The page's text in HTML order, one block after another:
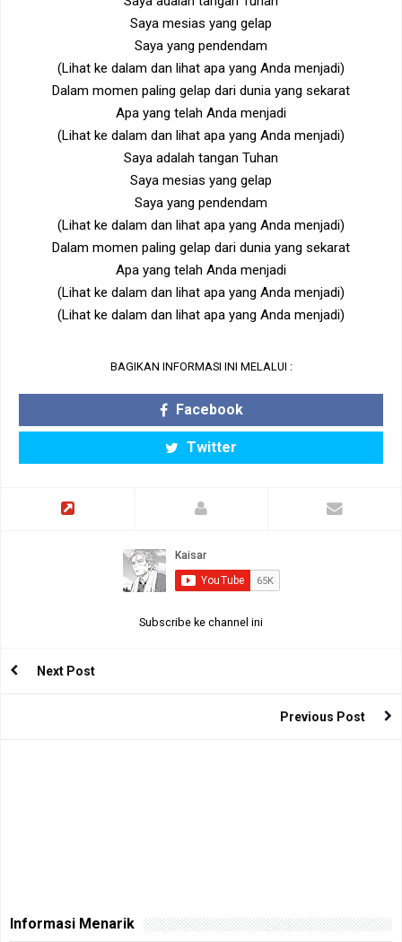
Saya mesias yang gelap
Saya yang pendendam
(Lihat ke dalam dan lihat apa yang Anda menjadi)
Dalam momen paling gelap dari dunia yang sekarat
Apa yang telah Anda menjadi
(Lihat ke dalam dan lihat apa yang Anda menjadi)
Saya adalah tangan Tuhan
Saya mesias yang gelap
Saya yang pendendam
(Lihat ke dalam dan lihat apa yang Anda menjadi)
Dalam momen paling gelap dari dunia yang sekarat
Apa yang telah Anda menjadi
(Lihat ke dalam dan lihat apa yang Anda menjadi)
(Lihat ke dalam dan lihat apa yang Anda menjadi)
BAGIKAN INFORMASI INI MELALUI :
Facebook
Twitter
Subscribe ke channel ini
Next Post
Previous Post
Informasi Menarik